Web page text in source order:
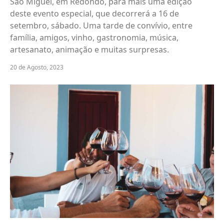
deste evento especial, que decorrerá a 16 de
setembro, sábado. Uma tarde de convívio, entre
família, amigos, vinho, gastronomia, música,
artesanato, animação e muitas surpresas.
20 de Agosto, 2023